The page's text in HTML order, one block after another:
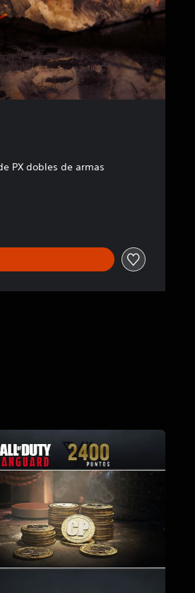
PX dobles de armas